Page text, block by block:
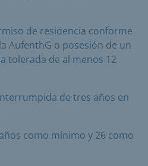
de residencia conforme
AufenthG o posesión de un
tolerada de al menos 12
de tres años en
como mínimo y 26 como